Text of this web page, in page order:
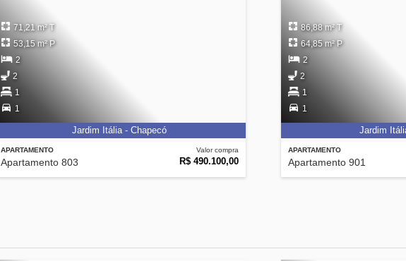
APARTAMENTO
Apartamento 803
Valor compra
R$ 490.100,00
71,21 m² T
53,15 m² P
2
2
1
1
Jardim Itália - Chapecó
APARTAMENTO
Apartamento 901
86,88 m² T
64,85 m² P
2
2
1
1
Jardim